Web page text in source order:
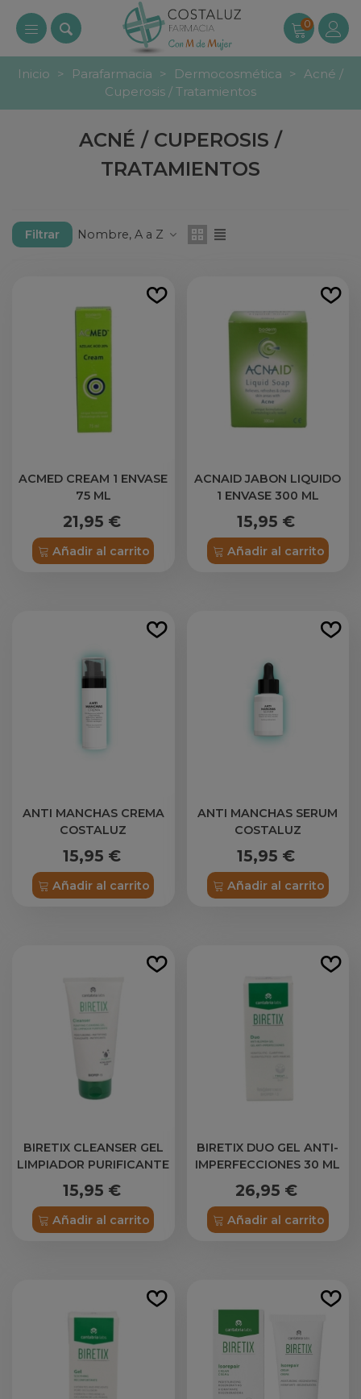
0
Inicio > Parafarmacia > Dermocosmética > Acné /
Cuperosis / Tratamientos
ACNÉ / CUPEROSIS /
TRATAMIENTOS
Filtrar Nombre, A a Z
ACMED CREAM 1 ENVASE
75 ML
21,95 €
Añadir al carrito
ACNAID JABON LIQUIDO
1 ENVASE 300 ML
15,95 €
Añadir al carrito
ANTI MANCHAS CREMA
COSTALUZ
15,95 €
Añadir al carrito
ANTI MANCHAS SERUM
COSTALUZ
15,95 €
Añadir al carrito
BIRETIX CLEANSER GEL
LIMPIADOR PURIFICANTE
150 ML
15,95 €
Añadir al carrito
BIRETIX DUO GEL ANTI-
IMPERFECCIONES 30 ML
26,95 €
Añadir al carrito